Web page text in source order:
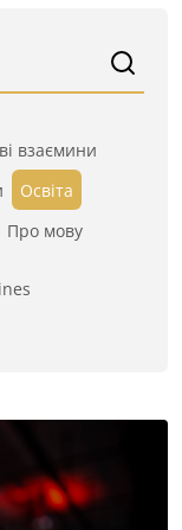
взаємини
Освіта
Про мову